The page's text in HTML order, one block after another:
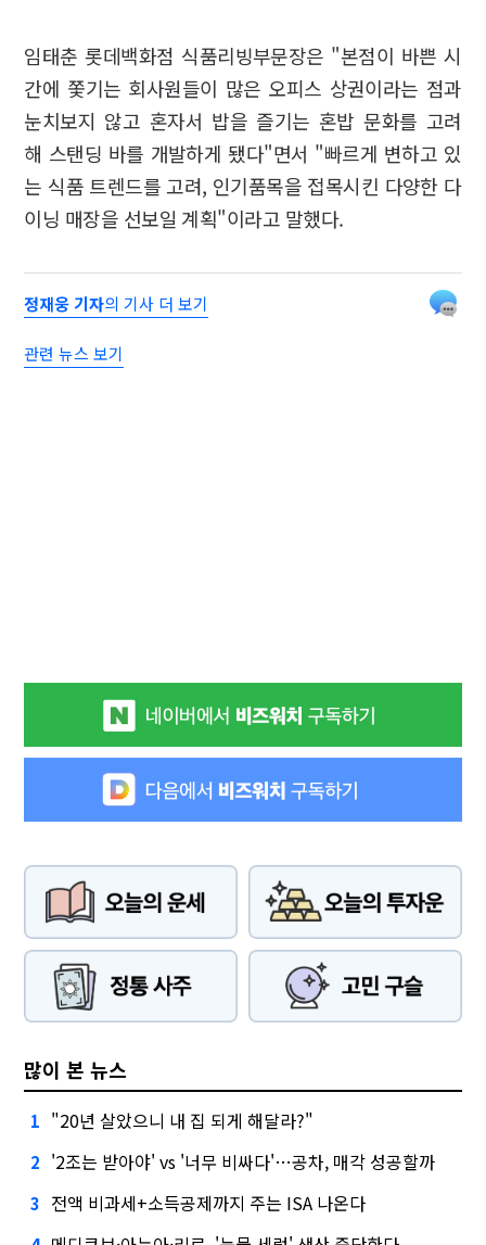
임태춘 롯데백화점 식품리빙부문장은 "본점이 바쁜 시
간에 쫓기는 회사원들이 많은 오피스 상권이라는 점과
눈치보지 않고 혼자서 밥을 즐기는 혼밥 문화를 고려
해 스탠딩 바를 개발하게 됐다"면서 "빠르게 변하고 있
는 식품 트렌드를 고려, 인기품목을 접목시킨 다양한 다
이닝 매장을 선보일 계획"이라고 말했다.
정재웅 기자의 기사 더 보기
관련 뉴스 보기
많이 본 뉴스
1 "20년 살았으니 내 집 되게 해달라?"
2 '2조는 받아야' vs '너무 비싸다'…공차, 매각 성공할까
3 전액 비과세+소득공제까지 주는 ISA 나온다